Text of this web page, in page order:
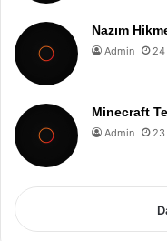
Nazım
Admin 24
Minecraft
Admin 23